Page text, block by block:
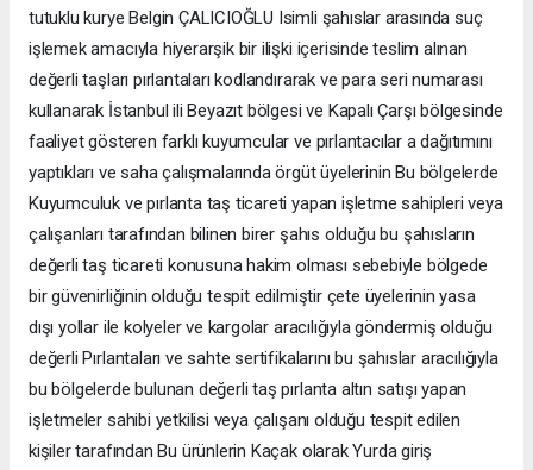
tutuklu kurye Belgin ÇALICIOĞLU Isimli şahıslar arasında suç
işlemek amacıyla hiyerarşik bir ilişki içerisinde teslim alınan
değerli taşları pırlantaları kodlandırarak ve para seri numarası
kullanarak İstanbul ili Beyazıt bölgesi ve Kapalı Çarşı bölgesinde
faaliyet gösteren farklı kuyumcular ve pırlantacılar a dağıtımını
yaptıkları ve saha çalışmalarında örgüt üyelerinin Bu bölgelerde
Kuyumculuk ve pırlanta taş ticareti yapan işletme sahipleri veya
çalışanları tarafından bilinen birer şahıs olduğu bu şahısların
değerli taş ticareti konusuna hakim olması sebebiyle bölgede
bir güvenirliğinin olduğu tespit edilmiştir çete üyelerinin yasa
dışı yollar ile kolyeler ve kargolar aracılığıyla göndermiş olduğu
değerli Pırlantaları ve sahte sertifikalarını bu şahıslar aracılığıyla
bu bölgelerde bulunan değerli taş pırlanta altın satışı yapan
işletmeler sahibi yetkilisi veya çalışanı olduğu tespit edilen
kişiler tarafından Bu ürünlerin Kaçak olarak Yurda giriş